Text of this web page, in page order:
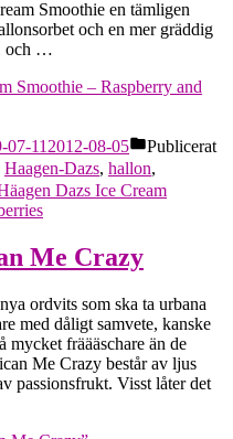
Smoothie en tämligen
och en mer gräddig
och …
Smoothie – Raspberry and
07-11 2012-08-05
Publicerat
Haagen-Dazs, hallon,
Dazs Ice Cream
Me Crazy
ordvits som ska ta urbana
med dåligt samvete, kanske
mycket fräääschare än de
Me Crazy består av ljus
passionsfrukt. Visst låter det